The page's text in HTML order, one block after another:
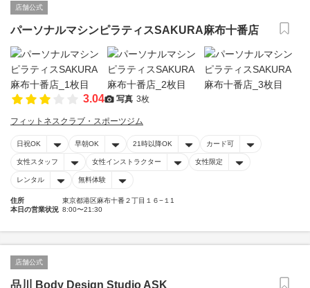
店舗公式
パーソナルマシンピラティスSAKURA麻布十番店
3.04 写真 3枚
フィットネスクラブ・スポーツジム
日祝OK 早朝OK 21時以降OK カード可
女性スタッフ 女性インストラクター 女性限定
レンタル 無料体験
住所
東京都港区麻布十番２丁目１６−１1
本日の営業状況 8:00〜21:30
店舗公式
品川 Body Design Studio ASK